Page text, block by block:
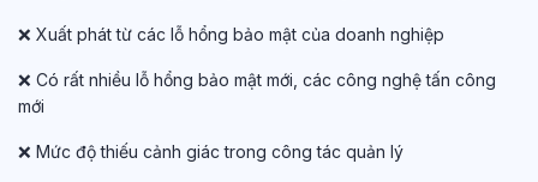
❌ Xuất phát từ các lỗ hổng bảo mật của doanh nghiệp
❌ Có rất nhiều lỗ hổng bảo mật mới, các công nghệ tấn công
mới
❌ Mức độ thiếu cảnh giác trong công tác quản lý